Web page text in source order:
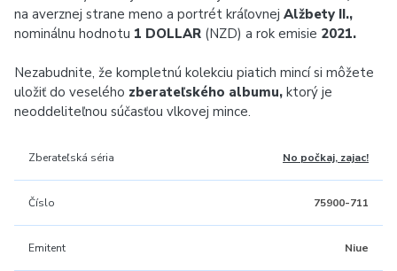
na averznej strane meno a portrét kráľovnej Alžbety II.,
nominálnu hodnotu 1 DOLLAR (NZD) a rok emisie 2021.
Nezabudnite, že kompletnú kolekciu piatich mincí si môžete
uložiť do veselého zberateľského albumu, ktorý je
neoddeliteľnou súčasťou vlkovej mince.
Zberateľská séria No počkaj, zajac!
Číslo 75900-711
Emitent Niue